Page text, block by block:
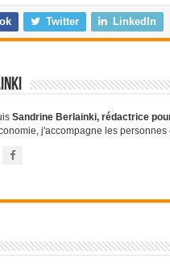
Twitter LinkedIn
Sandrine Berlainki, rédactrice
j'accompagne les